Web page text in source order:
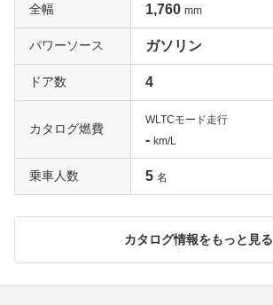
全幅 1,760 mm
パワーソース ガソリン
ドア数 4
カタログ燃費
WLTCモード走行
- km/L
乗車人数 5 名
カタログ情報をもっと見る